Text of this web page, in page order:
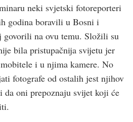
neki svjetski fotoreporteri
godina boravili u Bosni i
na ovu temu. Složili su
bila pristupačnija svijetu jer
i u njima kamere. No
fotografe od ostalih jest njihov
oni prepoznaju svijet koji će